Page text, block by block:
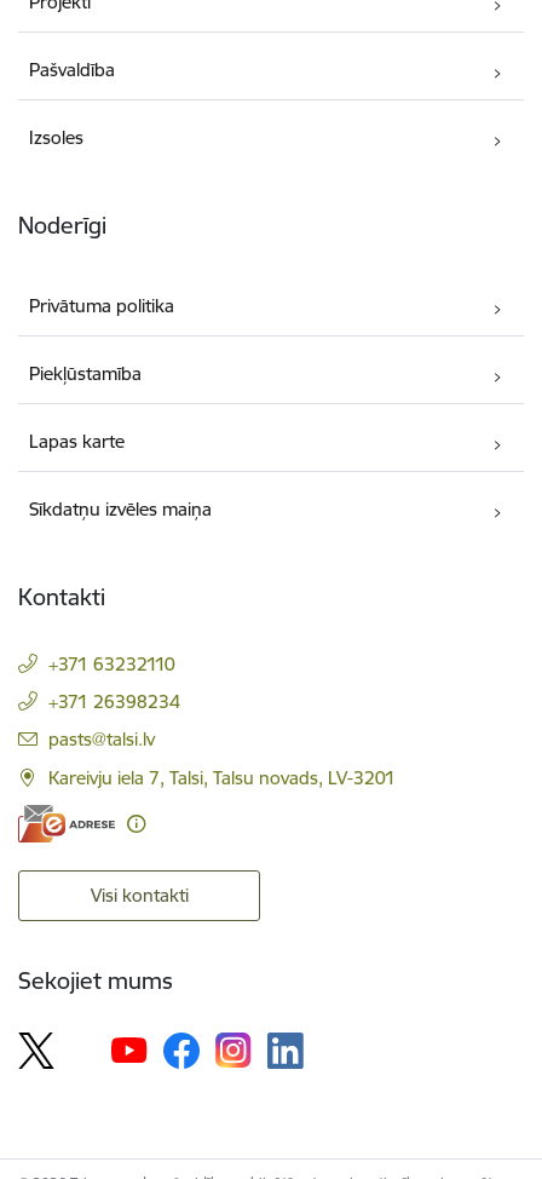
Pašvaldība
Izsoles
Noderīgi
Privātuma politika
Piekļūstamība
Lapas karte
Sīkdatņu izvēles maiņa
Kontakti
+371 63232110
+371 26398234
E-pasts:
pasts@talsi.lv
Kareivju iela 7, Talsi, Talsu novads, LV-3201
Visi kontakti
Sekojiet mums